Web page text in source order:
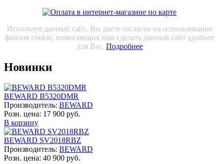
Используя данный сайт, Вы даете согласие на использование
файлов cookie, помогающих нам сделать данный сайт удобнее
для Вас. Подробнее
Новинки
BEWARD B5320DMR
Производитель: BEWARD
Розн. цена: 17 900 руб.
В корзину
BEWARD SV2018RBZ
Производитель: BEWARD
Розн. цена: 40 900 руб.